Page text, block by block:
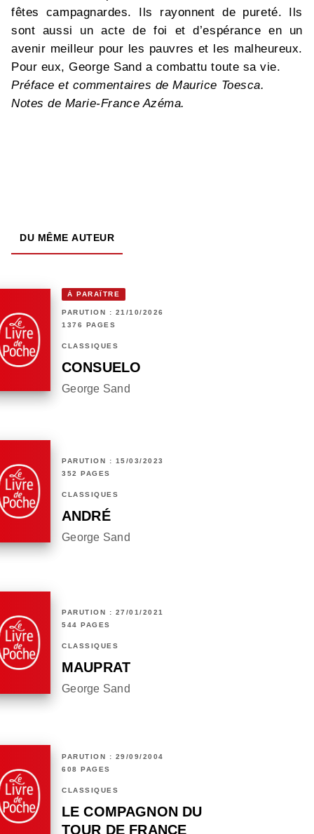
fêtes campagnardes. Ils rayonnent de pureté. Ils
sont aussi un acte de foi et d’espérance en un
avenir meilleur pour les pauvres et les malheureux.
Pour eux, George Sand a combattu toute sa vie.
Préface et commentaires de Maurice Toesca.
Notes de Marie-France Azéma.
DU MÊME AUTEUR
À PARAÎTRE
PARUTION : 21/10/2026
1376 PAGES
CLASSIQUES
CONSUELO
George Sand
PARUTION : 15/03/2023
352 PAGES
CLASSIQUES
ANDRÉ
George Sand
PARUTION : 27/01/2021
544 PAGES
CLASSIQUES
MAUPRAT
George Sand
PARUTION : 29/09/2004
608 PAGES
CLASSIQUES
LE COMPAGNON DU
TOUR DE FRANCE